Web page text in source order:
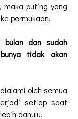
maka puting yang
permukaan.
dan sudah
tidak akan
oleh semua
setiap saat
dahulu.